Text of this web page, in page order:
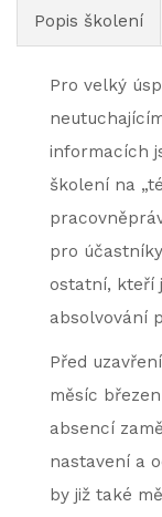
Popis školení
Pro velký
informacích
školení na
pro
ostatní, kteří
absolvování
Před
měsíc
absencí
nastavení a
by již také